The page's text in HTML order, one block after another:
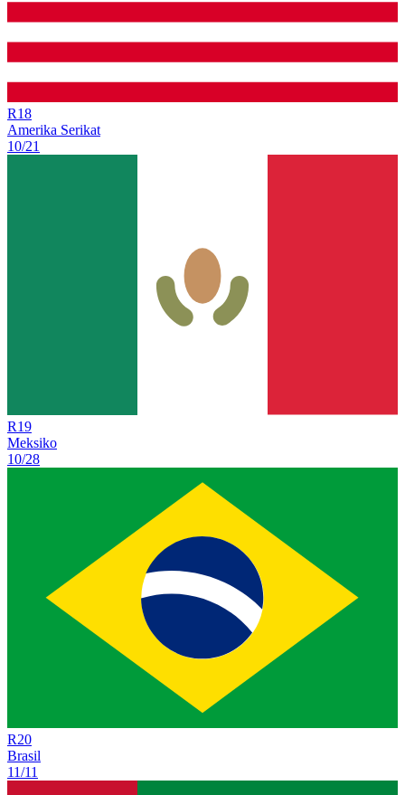
R18
Amerika Serikat
10/21
R19
Meksiko
10/28
R20
Brasil
11/11